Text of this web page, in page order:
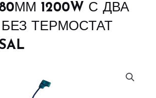
1200W С ДВА
ТЕРМОСТАТ